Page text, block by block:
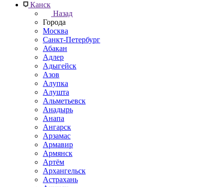
Канск
Назад
Города
Москва
Санкт-Петербург
Абакан
Адлер
Адыгейск
Азов
Алупка
Алушта
Альметьевск
Анадырь
Анапа
Ангарск
Арзамас
Армавир
Армянск
Артём
Архангельск
Астрахань